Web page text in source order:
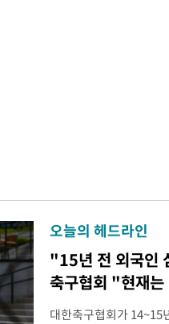
오늘의 헤드라인
"15년 전 외국인
축구협회 "현재
대한축구협회가 14~15